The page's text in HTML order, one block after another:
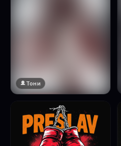
Натисни за преглед
Тони